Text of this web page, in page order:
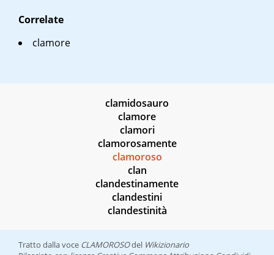
Correlate
clamore
clamidosauro
clamore
clamori
clamorosamente
clamoroso
clan
clandestinamente
clandestini
clandestinità
Tratto dalla voce CLAMOROSOdel Wikizionario